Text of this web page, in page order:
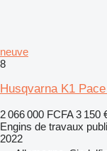
neuve
8
Husqvarna K1
2 066 000 FCFA 3 150
Engins de travaux
2022